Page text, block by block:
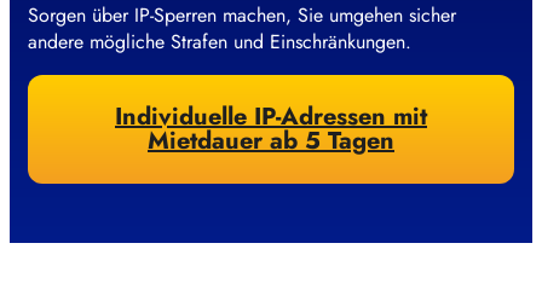
Sorgen über IP-Sperren machen, Sie umgehen sicher
andere mögliche Strafen und Einschränkungen.
Individuelle IP-Adressen mit
Mietdauer ab 5 Tagen